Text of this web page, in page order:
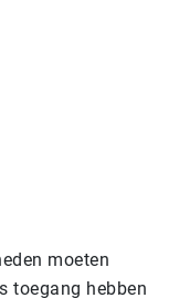
moeten
toegang hebben